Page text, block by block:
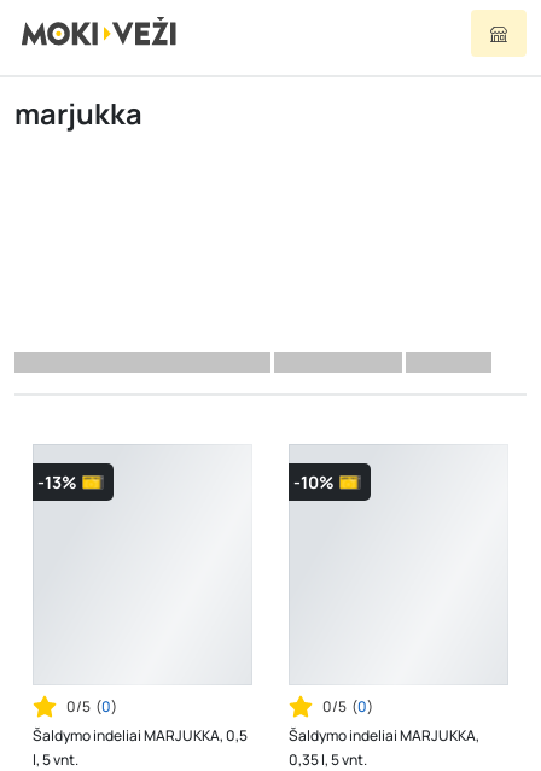
marjukka
-13%
0/5 (0)
Šaldymo indeliai MARJUKKA, 0,5
l, 5 vnt.
-10%
0/5 (0)
Šaldymo indeliai MARJUKKA,
0,35 l, 5 vnt.